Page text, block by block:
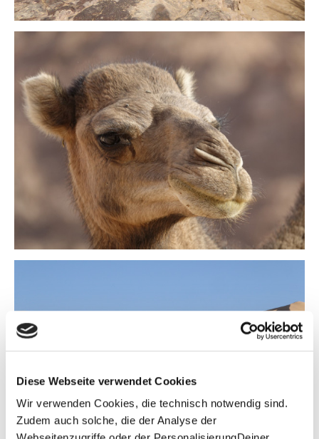
Diese Webseite verwendet Cookies
Wir verwenden Cookies, die technisch notwendig sind.
Zudem auch solche, die der Analyse der